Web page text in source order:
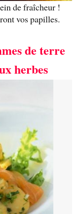
de fraîcheur !
vos papilles.
de terre
herbes